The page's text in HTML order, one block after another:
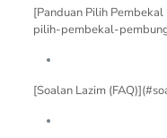
[Panduan Pilih
pilih-pembekal-
[Soalan Lazim